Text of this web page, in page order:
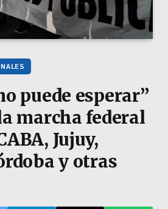
puede esperar”
marcha federal
Jujuy,
y otras